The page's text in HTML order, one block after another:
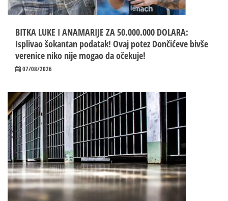
BITKA LUKE I ANAMARIJE ZA 50.000.000 DOLARA:
Isplivao šokantan podatak! Ovaj potez Dončićeve bivše
verenice niko nije mogao da očekuje!
07/08/2026